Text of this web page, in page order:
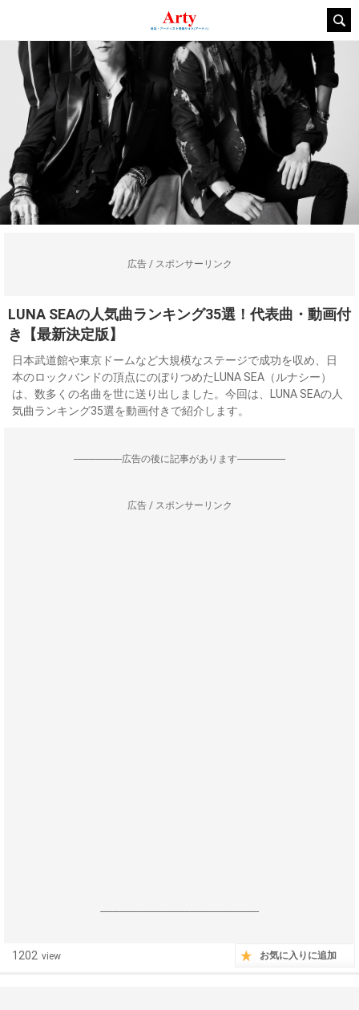
広告 / スポンサーリンク
LUNA SEAの人気曲ランキング35選！代表曲・動画付
き【最新決定版】
日本武道館や東京ドームなど大規模なステージで成功を収め、日
本のロックバンドの頂点にのぼりつめたLUNA SEA（ルナシー）
は、数多くの名曲を世に送り出しました。今回は、LUNA SEAの人
気曲ランキング35選を動画付きで紹介します。
--------------------広告の後に記事があります--------------------
広告 / スポンサーリンク
------------------------------------------------------------------
1202 view お気に入りに追加